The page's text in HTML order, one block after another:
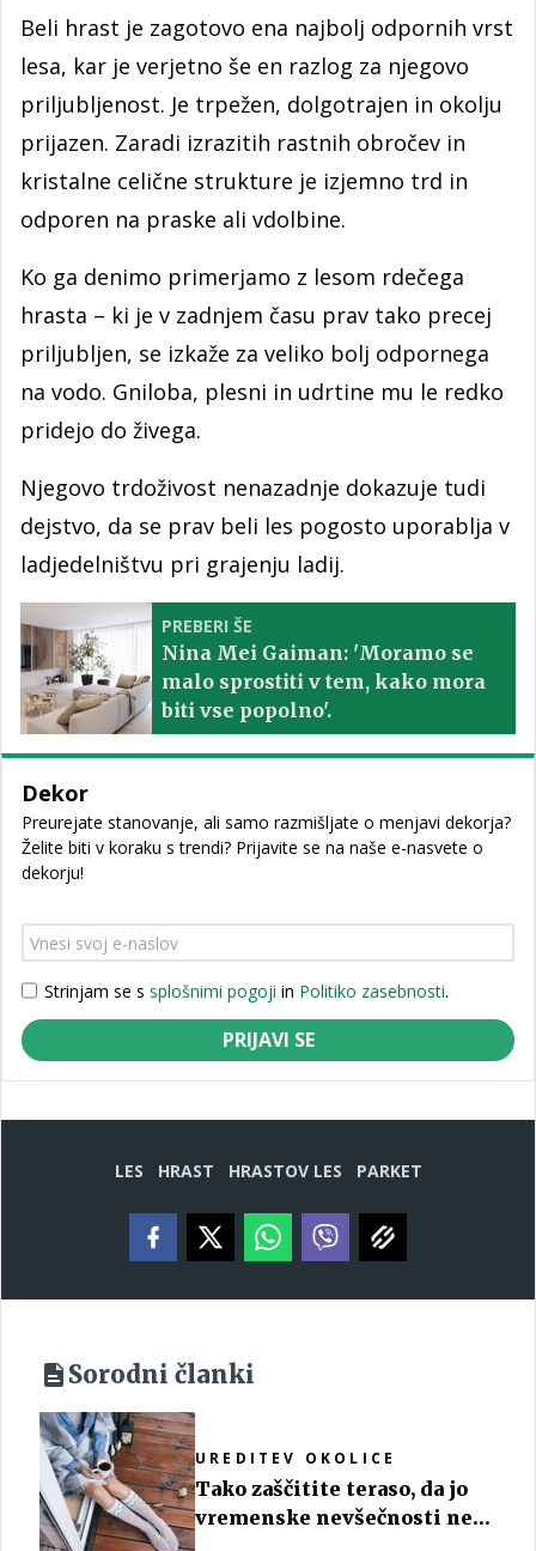
Beli hrast je zagotovo ena najbolj odpornih vrst
lesa, kar je verjetno še en razlog za njegovo
priljubljenost. Je trpežen, dolgotrajen in okolju
prijazen. Zaradi izrazitih rastnih obročev in
kristalne celične strukture je izjemno trd in
odporen na praske ali vdolbine.
Ko ga denimo primerjamo z lesom rdečega
hrasta – ki je v zadnjem času prav tako precej
priljubljen, se izkaže za veliko bolj odpornega
na vodo. Gniloba, plesni in udrtine mu le redko
pridejo do živega.
Njegovo trdoživost nenazadnje dokazuje tudi
dejstvo, da se prav beli les pogosto uporablja v
ladjedelništvu pri grajenju ladij.
PREBERI ŠE
Nina Mei Gaiman: 'Moramo se
malo sprostiti v tem, kako mora
biti vse popolno'.
Dekor
Preurejate stanovanje, ali samo razmišljate o menjavi dekorja?
Želite biti v koraku s trendi? Prijavite se na naše e-nasvete o
dekorju!
Strinjam se s splošnimi pogoji in Politiko zasebnosti.
PRIJAVI SE
LES HRAST HRASTOV LES PARKET
Sorodni članki
UREDITEV OKOLICE
Tako zaščitite teraso, da jo
vremenske nevšečnosti ne